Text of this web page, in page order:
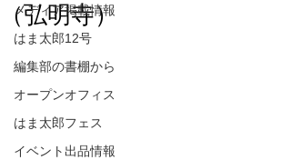
メディア掲載情報
はま太郎12号
編集部の書棚から
オープンオフィス
はま太郎フェス
イベント出品情報
（弘明寺）